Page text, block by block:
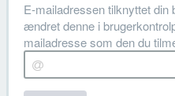
E-mailadressen tilknyttet
ændret denne i
mailadresse som den du